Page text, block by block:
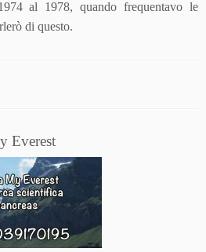
al 1978, quando frequentavo le
di questo.
Everest